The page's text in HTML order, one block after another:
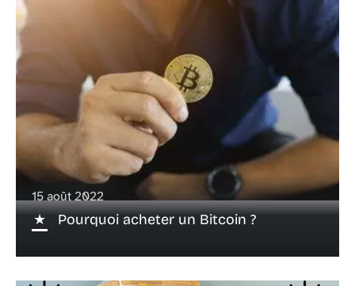
15 août 2022
Pourquoi acheter un Bitcoin ?